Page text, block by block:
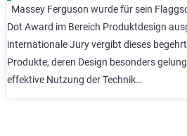
Massey Ferguson wurde für sein
Dot Award im Bereich Produktdesign
internationale Jury vergibt dieses
Produkte, deren Design besonders
effektive Nutzung der Technik…